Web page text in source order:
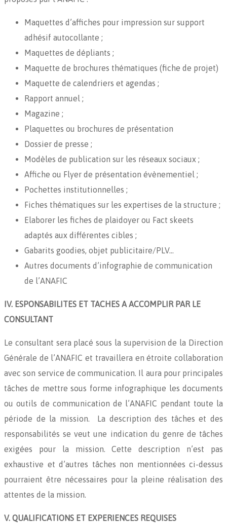
Maquettes d’affiches pour impression sur support
adhésif autocollante ;
Maquettes de dépliants ;
Maquette de brochures thématiques (fiche de projet)
Maquette de calendriers et agendas ;
Rapport annuel ;
Magazine ;
Plaquettes ou brochures de présentation
Dossier de presse ;
Modèles de publication sur les réseaux sociaux ;
Affiche ou Flyer de présentation évènementiel ;
Pochettes institutionnelles ;
Fiches thématiques sur les expertises de la structure ;
Elaborer les fiches de plaidoyer ou Fact skeets
adaptés aux différentes cibles ;
Gabarits goodies, objet publicitaire/PLV…
Autres documents d’infographie de communication
de l’ANAFIC
IV. ESPONSABILITES ET TACHES A ACCOMPLIR PAR LE
CONSULTANT
Le consultant sera placé sous la supervision de la Direction
Générale de l’ANAFIC et travaillera en étroite collaboration
avec son service de communication. Il aura pour principales
tâches de mettre sous forme infographique les documents
ou outils de communication de l’ANAFIC pendant toute la
période de la mission. La description des tâches et des
responsabilités se veut une indication du genre de tâches
exigées pour la mission. Cette description n’est pas
exhaustive et d’autres tâches non mentionnées ci-dessus
pourraient être nécessaires pour la pleine réalisation des
attentes de la mission.
V. QUALIFICATIONS ET EXPERIENCES REQUISES